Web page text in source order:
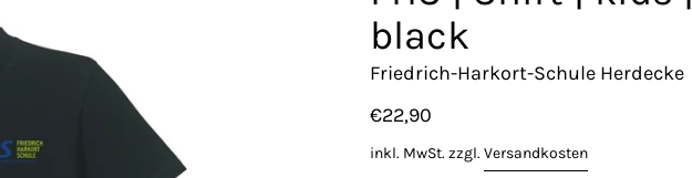
black
Friedrich-Harkort-Schule Herdecke
€22,90
inkl. MwSt. zzgl. Versandkosten